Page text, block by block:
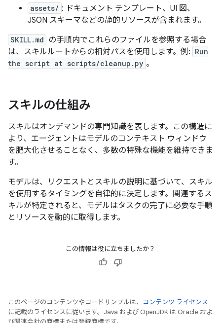
assets/ : ドキュメント テンプレート、UI 図、
JSON スキーマなどの静的リソースが含まれます。
SKILL.md の手順内でこれらのファイルを参照する場合
は、スキルルートからの相対パスを使用します。例: Run
the script at scripts/cleanup.py 。
スキルの仕組み
スキルはオンデマンドの専門知識を表します。この構造に
より、エージェントはモデルのコンテキスト ウィンドウ
を肥大化させることなく、多数の特殊な機能を維持できま
す。
モデルは、リクエストとスキルの説明に基づいて、スキル
を使用するタイミングを自律的に決定します。関連するス
キルが特定されると、モデルはタスクの完了に必要な手順
とリソースを動的に取得します。
この情報は役に立ちましたか？
このページのコンテンツやコードサンプルは、
コンテンツ ライセンス
に記載のライセンスに従います。Java および OpenJDK は Oracle およ